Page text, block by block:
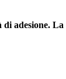
di adesione.